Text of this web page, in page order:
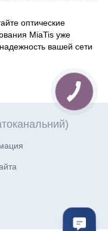
оптические
MiaTis уже
вашей сети